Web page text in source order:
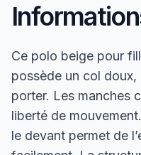
Ce polo beige pour
possède un col
porter. Les manches
liberté de
le devant permet de